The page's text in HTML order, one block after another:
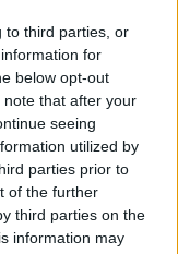
to third parties, or
for
below opt-out
that after your
seeing
utilized by
parties prior to
of the further
third parties on the
information may
Oschirese
Valledoria 2
Bittese 2
Bonorva